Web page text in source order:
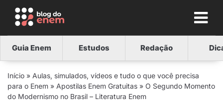
Guia Enem Estudos Redação
Início » Aulas, simulados, vídeos e tudo o que você precisa
para o Enem » Apostilas Enem Gratuitas » O Segundo Momento
do Modernismo no Brasil – Literatura Enem